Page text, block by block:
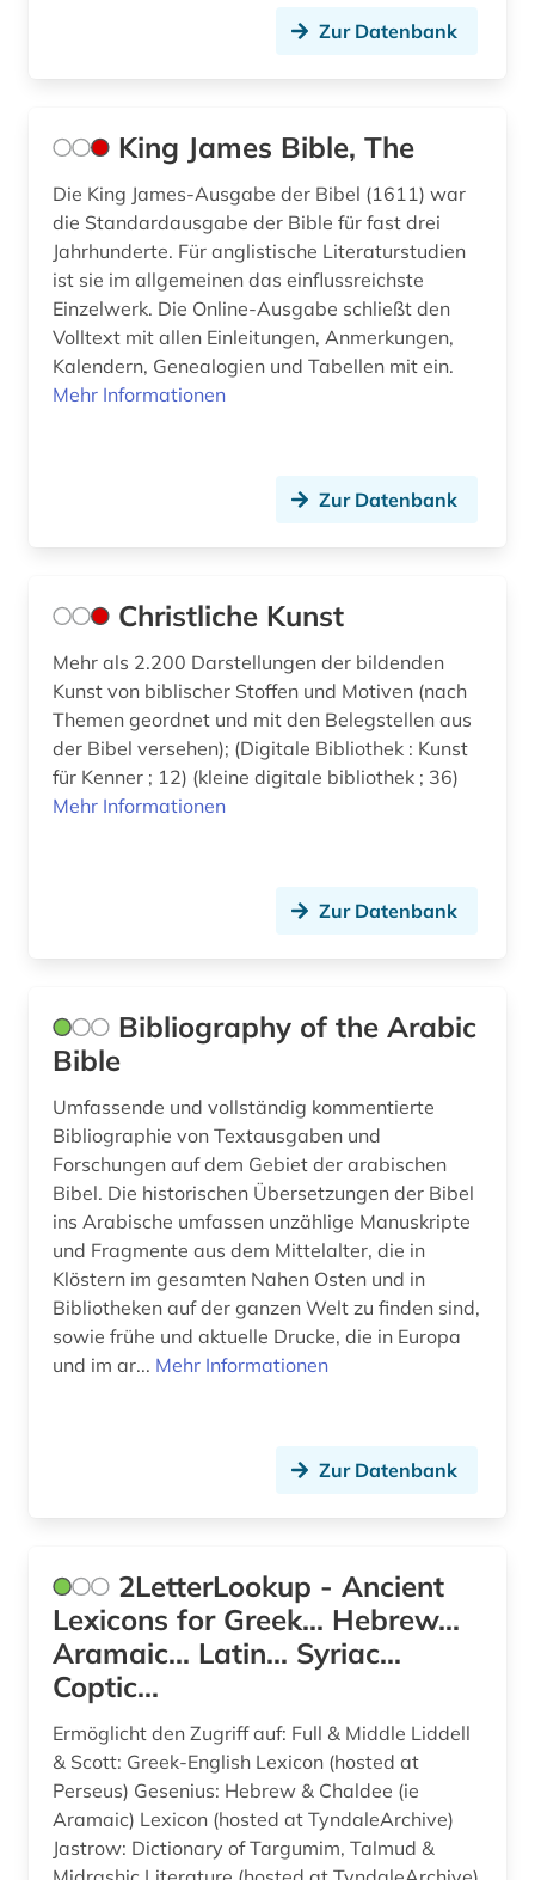
syrisch (2)
talmud (3)
talmud bali (1)
targum (1)
text (2)
textgeschichte (1)
vertonung (1)
verzeichnis (1)
wenzelsbibel (1)
wörterbuch (18)
übersetzung (3)
Zur Datenbank
King James Bible, The
Die King James-Ausgabe der Bibel (1611) war
die Standardausgabe der Bible für fast drei
Jahrhunderte. Für anglistische Literaturstudien
ist sie im allgemeinen das einflussreichste
Einzelwerk. Die Online-Ausgabe schließt den
Volltext mit allen Einleitungen, Anmerkungen,
Kalendern, Genealogien und Tabellen mit ein.
Mehr Informationen
Zur Datenbank
Christliche Kunst
Mehr als 2.200 Darstellungen der bildenden
Kunst von biblischer Stoffen und Motiven (nach
Themen geordnet und mit den Belegstellen aus
der Bibel versehen); (Digitale Bibliothek : Kunst
für Kenner ; 12) (kleine digitale bibliothek ; 36)
Mehr Informationen
Zur Datenbank
Bibliography of the Arabic
Bible
Umfassende und vollständig kommentierte
Bibliographie von Textausgaben und
Forschungen auf dem Gebiet der arabischen
Bibel. Die historischen Übersetzungen der Bibel
ins Arabische umfassen unzählige Manuskripte
und Fragmente aus dem Mittelalter, die in
Klöstern im gesamten Nahen Osten und in
Bibliotheken auf der ganzen Welt zu finden sind,
sowie frühe und aktuelle Drucke, die in Europa
und im ar... Mehr Informationen
Zur Datenbank
2LetterLookup - Ancient
Lexicons for Greek... Hebrew...
Aramaic... Latin... Syriac...
Coptic...
Ermöglicht den Zugriff auf: Full & Middle Liddell
& Scott: Greek-English Lexicon (hosted at
Perseus) Gesenius: Hebrew & Chaldee (ie
Aramaic) Lexicon (hosted at TyndaleArchive)
Jastrow: Dictionary of Targumim, Talmud &